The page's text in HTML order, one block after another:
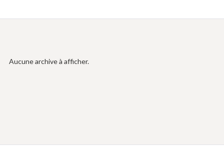
Aucune archive à afficher.